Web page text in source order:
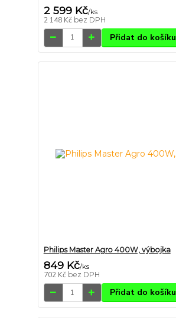
2 599 Kč/ks
2 148 Kč bez DPH
Přidat do košíku
Philips Master Agro 400W, výbojka
849 Kč/ks
702 Kč bez DPH
Přidat do košíku